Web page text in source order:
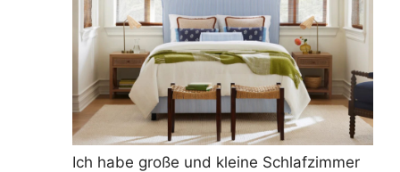
Ich habe große und kleine Schlafzimmer